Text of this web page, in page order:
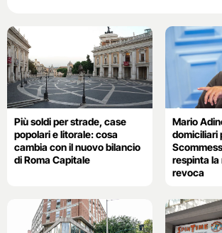
Più soldi per strade, case
popolari e litorale: cosa
cambia con il nuovo bilancio
di Roma Capitale
Mario
domiciliari
respinta la
revoca